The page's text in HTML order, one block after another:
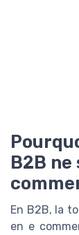
B2B
En B2B, la
en e